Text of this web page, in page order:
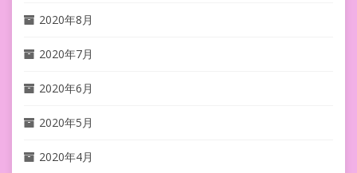
2020年8月
2020年7月
2020年6月
2020年5月
2020年4月